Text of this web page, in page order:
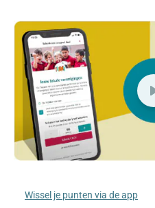
Wissel je punten via de app